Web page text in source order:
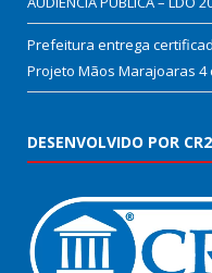
Prefeitura entrega
Projeto Mãos Marajoaras 4
DESENVOLVIDO POR CR2